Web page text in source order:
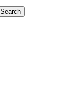
Search